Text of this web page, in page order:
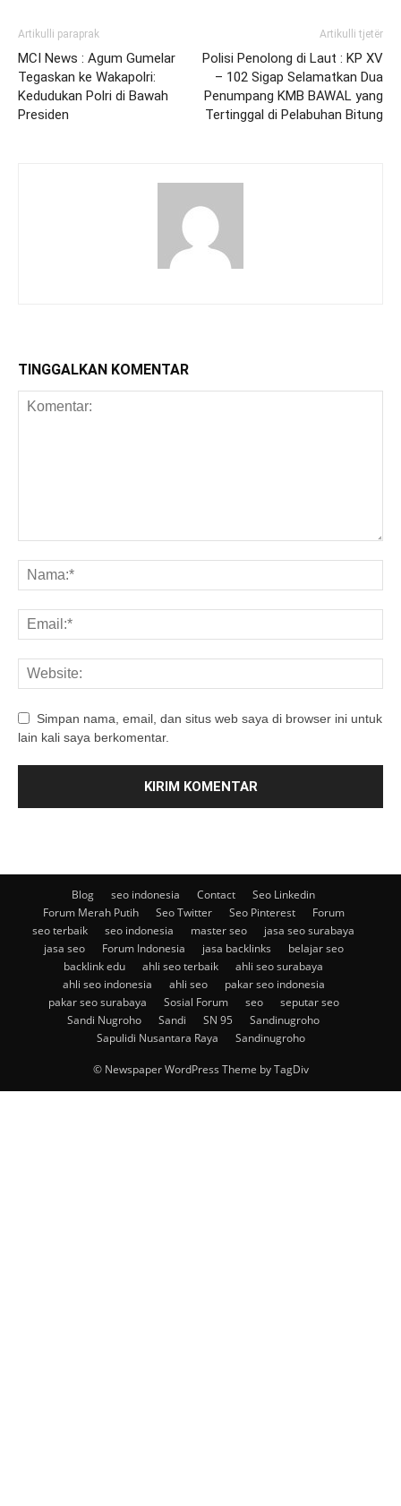
Artikulli paraprak
MCI News : Agum Gumelar
Tegaskan ke Wakapolri:
Kedudukan Polri di Bawah
Presiden
Artikulli tjetër
Polisi Penolong di Laut : KP XV
– 102 Sigap Selamatkan Dua
Penumpang KMB BAWAL yang
Tertinggal di Pelabuhan Bitung
TINGGALKAN KOMENTAR
Simpan nama, email, dan situs web saya di browser ini untuk
lain kali saya berkomentar.
Blog seo indonesia Contact
Seo Linkedin
Forum Merah Putih
Seo Twitter Seo Pinterest
Forum
seo terbaik
seo indonesia master seo
jasa seo surabaya
jasa seo
Forum Indonesia jasa backlinks
belajar seo
backlink edu
ahli seo terbaik
ahli seo surabaya
ahli seo indonesia
ahli seo
pakar seo indonesia
pakar seo surabaya
Sosial Forum seo
seputar seo
Sandi Nugroho
Sandi SN 95
Sandinugroho
Sapulidi Nusantara Raya
Sandinugroho
© Newspaper WordPress Theme by TagDiv